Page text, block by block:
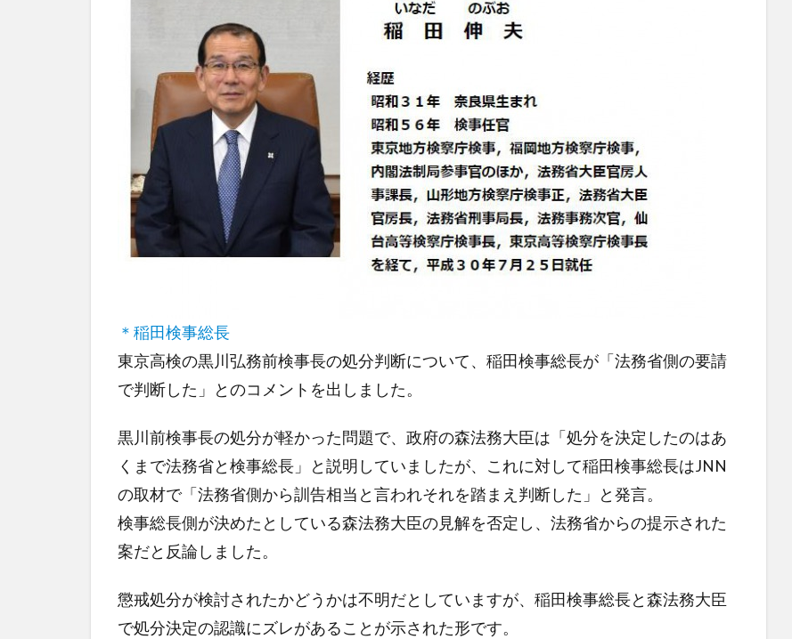
＊稲田検事総長
東京高検の黒川弘務前検事長の処分判断について、稲田検事総長が「法務省側の要請
で判断した」とのコメントを出しました。
黒川前検事長の処分が軽かった問題で、政府の森法務大臣は「処分を決定したのはあ
くまで法務省と検事総長」と説明していましたが、これに対して稲田検事総長はJNN
の取材で「法務省側から訓告相当と言われそれを踏まえ判断した」と発言。
検事総長側が決めたとしている森法務大臣の見解を否定し、法務省からの提示された
案だと反論しました。
懲戒処分が検討されたかどうかは不明だとしていますが、稲田検事総長と森法務大臣
で処分決定の認識にズレがあることが示された形です。